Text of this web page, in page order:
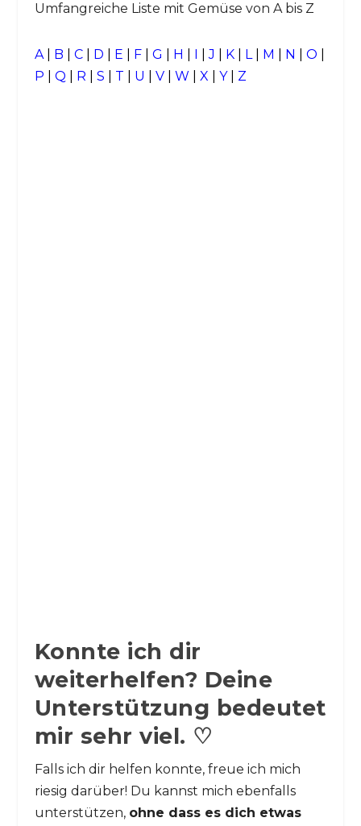
Umfangreiche Liste mit Gemüse von A bis Z
A| B C| D E F| G H |J K| L| M N O
P
Q R S T U V| W X Y| Z
Konnte ich dir
weiterhelfen? Deine
Unterstützung bedeutet
mir sehr viel. ♡
Falls ich dir helfen konnte, freue ich mich
riesig darüber! Du kannst mich ebenfalls
unterstützen, ohne dass es dich etwas